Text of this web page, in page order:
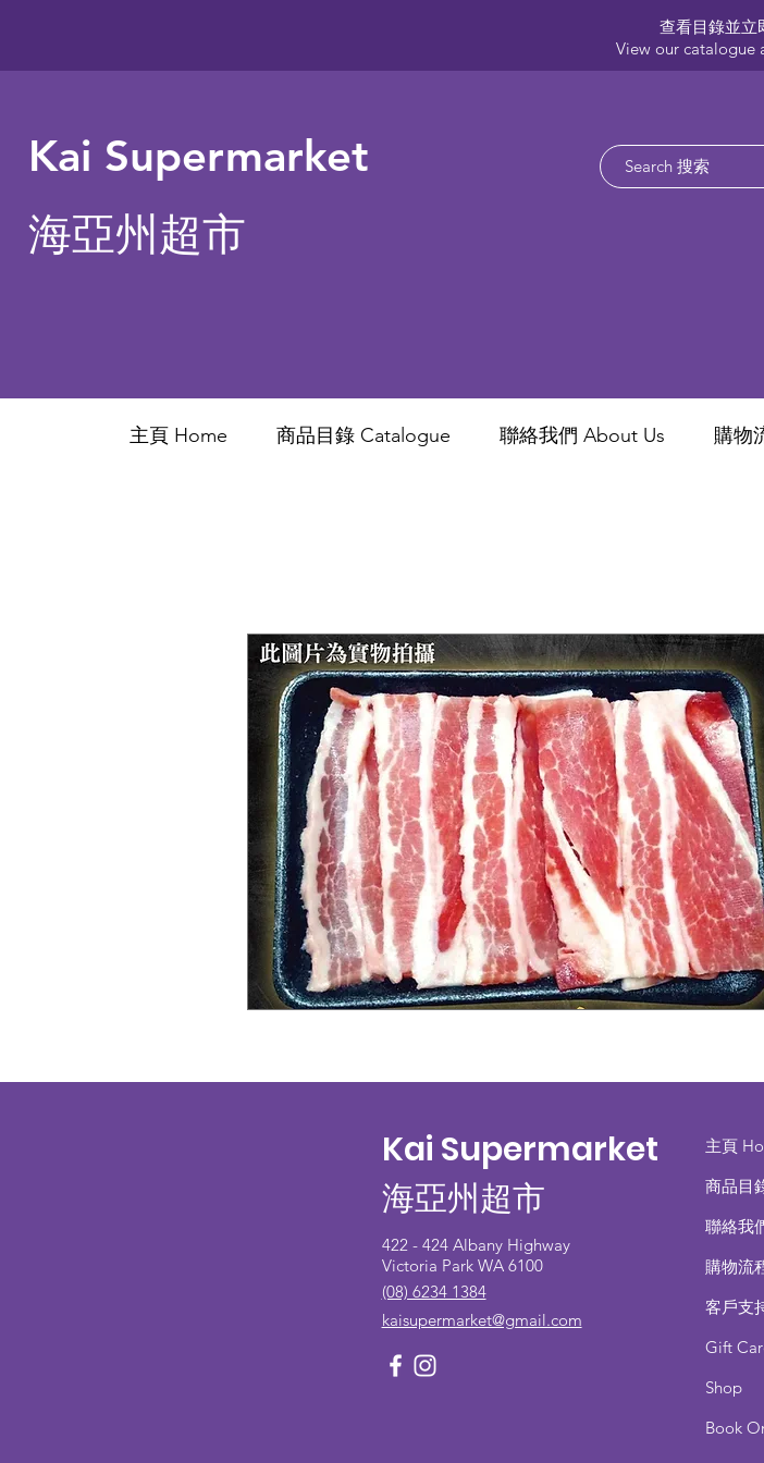
查看目錄並立
View our catalogue
Kai Supermarket
海亞州超市
主頁 Home 商品目錄 ​Catalogue 聯絡我們 About Us 購物
Kai Supermarket
海亞州超市
422 - 424 Albany Highway
Victoria Park WA 6100
(08) 6234 1384
kaisupermarket@gmail.com
主頁
商品目
聯絡我
購物流
客戶支
Gift
Shop
Book